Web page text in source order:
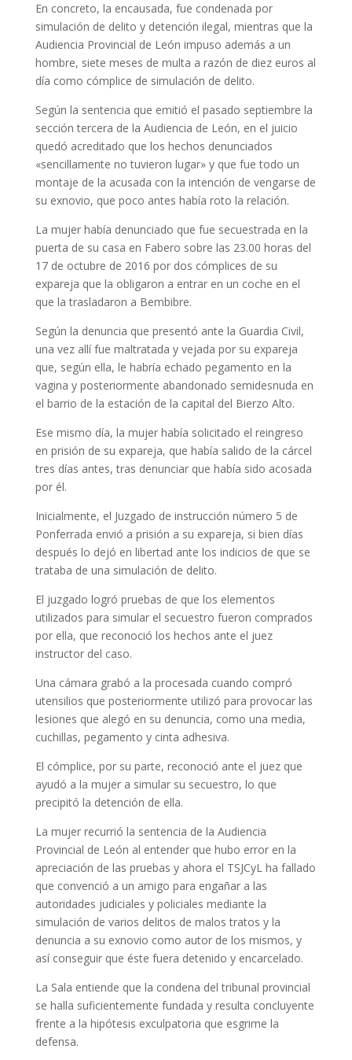
En concreto, la encausada, fue condenada por
simulación de delito y detención ilegal, mientras que la
Audiencia Provincial de León impuso además a un
hombre, siete meses de multa a razón de diez euros al
día como cómplice de simulación de delito.
Según la sentencia que emitió el pasado septiembre la
sección tercera de la Audiencia de León, en el juicio
quedó acreditado que los hechos denunciados
«sencillamente no tuvieron lugar» y que fue todo un
montaje de la acusada con la intención de vengarse de
su exnovio, que poco antes había roto la relación.
La mujer había denunciado que fue secuestrada en la
puerta de su casa en Fabero sobre las 23.00 horas del
17 de octubre de 2016 por dos cómplices de su
expareja que la obligaron a entrar en un coche en el
que la trasladaron a Bembibre.
Según la denuncia que presentó ante la Guardia Civil,
una vez allí fue maltratada y vejada por su expareja
que, según ella, le habría echado pegamento en la
vagina y posteriormente abandonado semidesnuda en
el barrio de la estación de la capital del Bierzo Alto.
Ese mismo día, la mujer había solicitado el reingreso
en prisión de su expareja, que había salido de la cárcel
tres días antes, tras denunciar que había sido acosada
por él.
Inicialmente, el Juzgado de instrucción número 5 de
Ponferrada envió a prisión a su expareja, si bien días
después lo dejó en libertad ante los indicios de que se
trataba de una simulación de delito.
El juzgado logró pruebas de que los elementos
utilizados para simular el secuestro fueron comprados
por ella, que reconoció los hechos ante el juez
instructor del caso.
Una cámara grabó a la procesada cuando compró
utensilios que posteriormente utilizó para provocar las
lesiones que alegó en su denuncia, como una media,
cuchillas, pegamento y cinta adhesiva.
El cómplice, por su parte, reconoció ante el juez que
ayudó a la mujer a simular su secuestro, lo que
precipitó la detención de ella.
La mujer recurrió la sentencia de la Audiencia
Provincial de León al entender que hubo error en la
apreciación de las pruebas y ahora el TSJCyL ha fallado
que convenció a un amigo para engañar a las
autoridades judiciales y policiales mediante la
simulación de varios delitos de malos tratos y la
denuncia a su exnovio como autor de los mismos, y
así conseguir que éste fuera detenido y encarcelado.
La Sala entiende que la condena del tribunal provincial
se halla suficientemente fundada y resulta concluyente
frente a la hipótesis exculpatoria que esgrime la
defensa.